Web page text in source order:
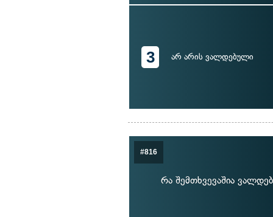
3 არ არის ვალდებული
#816
რა შემთხვევაშია